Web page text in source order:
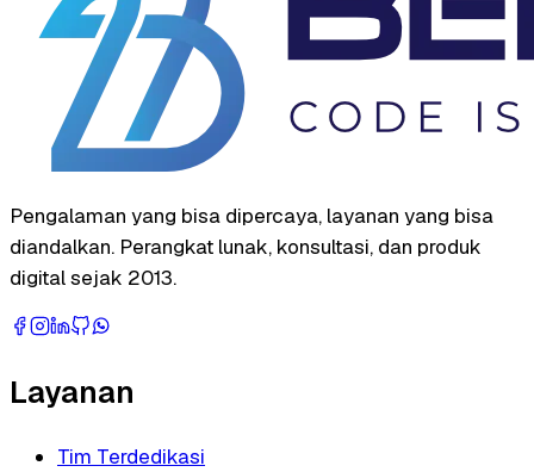
Pengalaman yang bisa dipercaya, layanan yang bisa
diandalkan. Perangkat lunak, konsultasi, dan produk
digital sejak 2013.
Layanan
Tim Terdedikasi